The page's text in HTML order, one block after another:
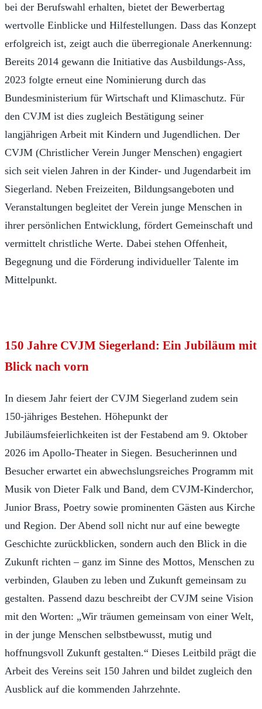
bei der Berufswahl erhalten, bietet der Bewerbertag
wertvolle Einblicke und Hilfestellungen. Dass das Konzept
erfolgreich ist, zeigt auch die überregionale Anerkennung:
Bereits 2014 gewann die Initiative das Ausbildungs-Ass,
2023 folgte erneut eine Nominierung durch das
Bundesministerium für Wirtschaft und Klimaschutz. Für
den CVJM ist dies zugleich Bestätigung seiner
langjährigen Arbeit mit Kindern und Jugendlichen. Der
CVJM (Christlicher Verein Junger Menschen) engagiert
sich seit vielen Jahren in der Kinder- und Jugendarbeit im
Siegerland. Neben Freizeiten, Bildungsangeboten und
Veranstaltungen begleitet der Verein junge Menschen in
ihrer persönlichen Entwicklung, fördert Gemeinschaft und
vermittelt christliche Werte. Dabei stehen Offenheit,
Begegnung und die Förderung individueller Talente im
Mittelpunkt.
150 Jahre CVJM Siegerland: Ein Jubiläum mit
Blick nach vorn
In diesem Jahr feiert der CVJM Siegerland zudem sein
150-jähriges Bestehen. Höhepunkt der
Jubiläumsfeierlichkeiten ist der Festabend am 9. Oktober
2026 im Apollo-Theater in Siegen. Besucherinnen und
Besucher erwartet ein abwechslungsreiches Programm mit
Musik von Dieter Falk und Band, dem CVJM-Kinderchor,
Junior Brass, Poetry sowie prominenten Gästen aus Kirche
und Region. Der Abend soll nicht nur auf eine bewegte
Geschichte zurückblicken, sondern auch den Blick in die
Zukunft richten – ganz im Sinne des Mottos, Menschen zu
verbinden, Glauben zu leben und Zukunft gemeinsam zu
gestalten. Passend dazu beschreibt der CVJM seine Vision
mit den Worten: „Wir träumen gemeinsam von einer Welt,
in der junge Menschen selbstbewusst, mutig und
hoffnungsvoll Zukunft gestalten.“ Dieses Leitbild prägt die
Arbeit des Vereins seit 150 Jahren und bildet zugleich den
Ausblick auf die kommenden Jahrzehnte.